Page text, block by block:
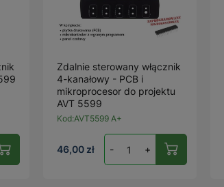
Zdalnie sterowany włącznik
4-kanałowy - PCB i
mikroprocesor do projektu
AVT 5599
Kod:AVT5599 A+
46,00 zł - +